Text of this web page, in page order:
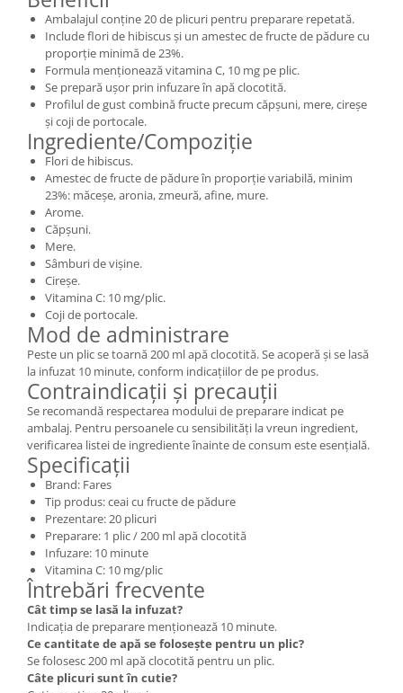
Ambalajul conține 20 de plicuri pentru preparare repetată.
Include flori de hibiscus și un amestec de fructe de pădure cu
proporție minimă de 23%.
Formula menționează vitamina C, 10 mg pe plic.
Se prepară ușor prin infuzare în apă clocotită.
Profilul de gust combină fructe precum căpșuni, mere, cireșe
și coji de portocale.
Ingrediente/Compoziție
Flori de hibiscus.
Amestec de fructe de pădure în proporție variabilă, minim
23%: măceșe, aronia, zmeură, afine, mure.
Arome.
Căpșuni.
Mere.
Sâmburi de vișine.
Cireșe.
Vitamina C: 10 mg/plic.
Coji de portocale.
Mod de administrare
Peste un plic se toarnă 200 ml apă clocotită. Se acoperă și se lasă
la infuzat 10 minute, conform indicațiilor de pe produs.
Contraindicații și precauții
Se recomandă respectarea modului de preparare indicat pe
ambalaj. Pentru persoanele cu sensibilități la vreun ingredient,
verificarea listei de ingrediente înainte de consum este esențială.
Specificații
Brand: Fares
Tip produs: ceai cu fructe de pădure
Prezentare: 20 plicuri
Preparare: 1 plic / 200 ml apă clocotită
Infuzare: 10 minute
Vitamina C: 10 mg/plic
Întrebări frecvente
Cât timp se lasă la infuzat?
Indicația de preparare menționează 10 minute.
Ce cantitate de apă se folosește pentru un plic?
Se folosesc 200 ml apă clocotită pentru un plic.
Câte plicuri sunt în cutie?